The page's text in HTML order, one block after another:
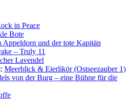
in Peace
Bote
Appeldorn und der tote Kapitän
– Truly 11
Lavendel
Meerblick & Eierlikör (Ostseezauber 1)
von der Burg – eine Bühne für die